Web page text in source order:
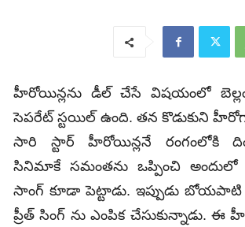
హీరోయిన్లను డీల్ చేసే విషయంలో
సెపరేట్ స్టయిల్ ఉంది. తన కొడుకుని
సారి స్టార్ హీరోయిన్లనే రంగంలోకి
సినిమాకే సమంతను ఒప్పించి
సాంగ్ కూడా పెట్టాడు. ఇప్పుడు
ప్రీత్ సింగ్ ను ఎంపిక చేసుకున్నాడు. ఈ